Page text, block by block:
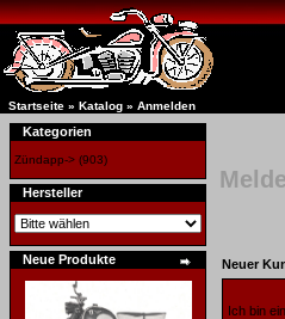
Startseite » Katalog » Anmelden
Kategorien
Zündapp-> (903)
Hersteller
Neue Produkte Neuer
Ich bin